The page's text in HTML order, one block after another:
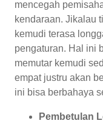
mencegah
kendaraan. Jikalau
kemudi terasa
pengaturan. Hal ini
memutar kemudi
empat justru akan
ini bisa berbahaya
Pembetulan